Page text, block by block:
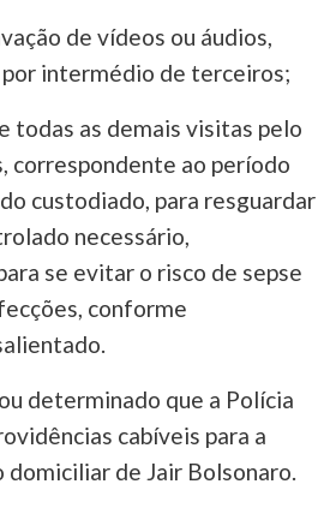
de vídeos ou áudios,
intermédio de terceiros;
todas as demais visitas pelo
correspondente ao período
custodiado, para resguardar
necessário,
se evitar o risco de sepse
conforme
determinado que a Polícia
cabíveis para a
domiciliar de Jair Bolsonaro.